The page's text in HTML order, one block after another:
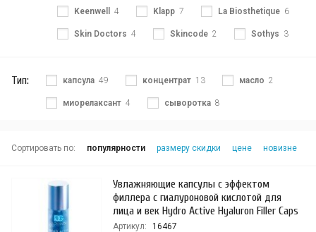
Keenwell 4 Klapp 7 La Biosthetique 6
Skin Doctors 4 Skincode 2 Sothys 3
Тип: капсула 49 концентрат 13 масло 2
миорелаксант 4 сыворотка 8
Сортировать по: популярности размеру скидки цене новизне
Увлажняющие капсулы с эффектом
филлера с гиалуроновой кислотой для
лица и век Hydro Active Hyaluron Filler Caps
Артикул:
16467